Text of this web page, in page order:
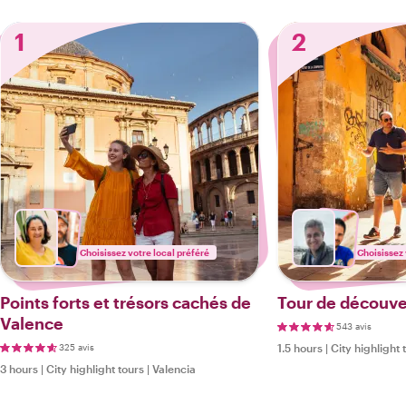
1
Choisissez votre local préféré
Points forts et trésors cachés de
Valence
325 avis
3 hours | City highlight tours | Valencia
2
Tour de
543 avis
1.5 hours | City highlight